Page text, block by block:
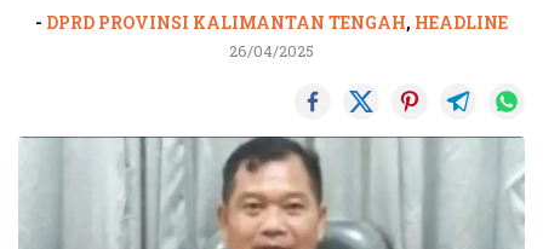
- DPRD PROVINSI KALIMANTAN TENGAH, HEADLINE
26/04/2025